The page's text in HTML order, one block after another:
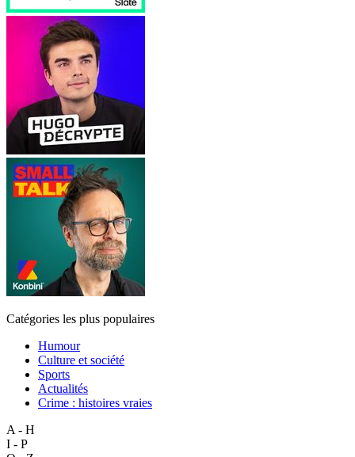
Catégories les plus populaires
Humour
Culture et société
Sports
Actualités
Crime : histoires vraies
A - H
I - P